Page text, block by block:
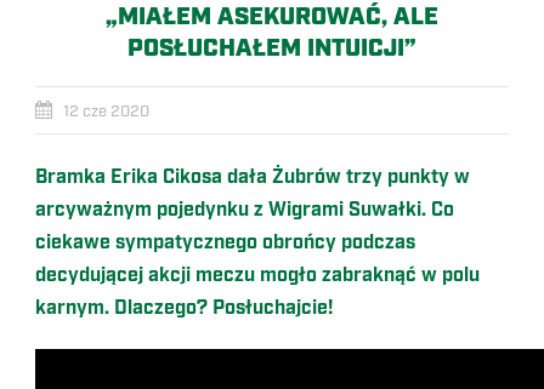
„MIAŁEM ASEKUROWAĆ, ALE
POSŁUCHAŁEM INTUICJI”
12 cze 2020
Bramka Erika Cikosa dała Żubrów trzy punkty w
arcyważnym pojedynku z Wigrami Suwałki. Co
ciekawe sympatycznego obrońcy podczas
decydującej akcji meczu mogło zabraknąć w polu
karnym. Dlaczego? Posłuchajcie!